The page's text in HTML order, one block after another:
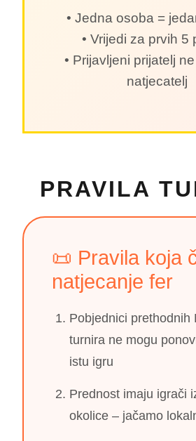
•󠁏󠁏 Jedna osoba =
•󠁏󠁏 Vrijedi za prvih 5
•󠁏󠁏 Prijavljeni prijatelj
natjecatelj
PRAVILA
📜 Pravila koja
natjecanje fer
Pobjednici prethodnih
turnira ne mogu
istu igru
Prednost imaju igrači
okolice – jačamo